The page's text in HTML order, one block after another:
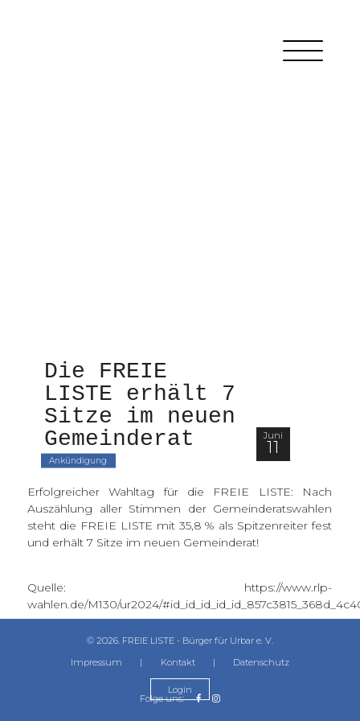
Kommunalwahl 2024
Archiv
Die FREIE
LISTE erhält 7
Sitze im neuen
Gemeinderat
Ankündigung
Juni
11
Erfolgreicher Wahltag für die FREIE LISTE: Nach
Auszählung aller Stimmen der Gemeinderatswahlen
steht die FREIE LISTE mit 35,8 % als Spitzenreiter fest
und erhält 7 Sitze im neuen Gemeinderat!
Quelle: https://www.rlp-
wahlen.de/M130/ur2024/
© 2026. FREIE LISTE - Bürger für Urbar e. V.
Impressum
| Kontakt | Datenschutz
Login
Folge uns: